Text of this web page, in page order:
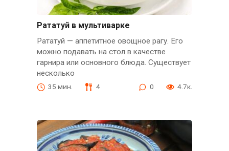
Рататуй в мультиварке
Рататуй — аппетитное овощное рагу. Его
можно подавать на стол в качестве
гарнира или основного блюда. Существует
несколько
35 мин. 4 0 4.7к.